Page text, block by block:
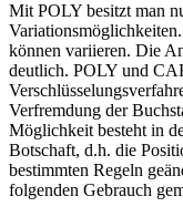
Mit POLY besitzt man
können variieren. Die
deutlich. POLY und
Verfremdung der
Möglichkeit besteht in
Botschaft, d.h. die
bestimmten Regeln
folgenden Gebrauch